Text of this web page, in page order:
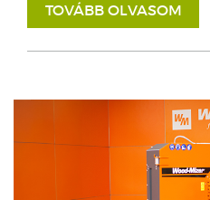
TOVÁBB OLVASOM